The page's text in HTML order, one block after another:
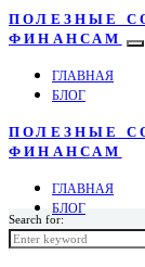
ПОЛЕЗНЫЕ
ФИНАНСАМ
ГЛАВНАЯ
БЛОГ
ПОЛЕЗНЫЕ
ФИНАНСАМ
ГЛАВНАЯ
БЛОГ
Search for: